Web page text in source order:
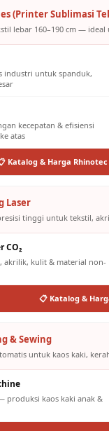
(Printer Sublimasi
lebar 160–190 cm —
industri untuk spanduk,
kecepatan & efisiensi
atas
Katalog & Harga
Laser
tinggi untuk tekstil,
CO₂
akrilik, kulit & material non-
📋 Katalog &
& Sewing
untuk kaos kaki,
produksi kaos kaki anak &